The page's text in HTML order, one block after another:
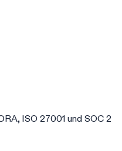
ISO 27001 und SOC 2